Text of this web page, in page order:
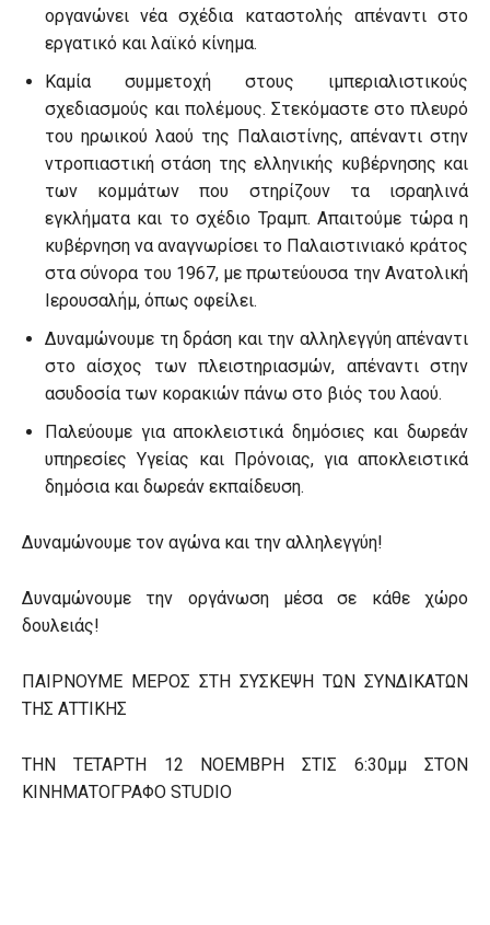
οργανώνει νέα σχέδια καταστολής απέναντι στο
εργατικό και λαϊκό κίνημα.
Καμία συμμετοχή στους ιμπεριαλιστικούς
σχεδιασμούς και πολέμους. Στεκόμαστε στο πλευρό
του ηρωικού λαού της Παλαιστίνης, απέναντι στην
ντροπιαστική στάση της ελληνικής κυβέρνησης και
των κομμάτων που στηρίζουν τα ισραηλινά
εγκλήματα και το σχέδιο Τραμπ. Απαιτούμε τώρα η
κυβέρνηση να αναγνωρίσει το Παλαιστινιακό κράτος
στα σύνορα του 1967, με πρωτεύουσα την Ανατολική
Ιερουσαλήμ, όπως οφείλει.
Δυναμώνουμε τη δράση και την αλληλεγγύη απέναντι
στο αίσχος των πλειστηριασμών, απέναντι στην
ασυδοσία των κορακιών πάνω στο βιός του λαού.
Παλεύουμε για αποκλειστικά δημόσιες και δωρεάν
υπηρεσίες Υγείας και Πρόνοιας, για αποκλειστικά
δημόσια και δωρεάν εκπαίδευση.
Δυναμώνουμε τον αγώνα και την αλληλεγγύη!
Δυναμώνουμε την οργάνωση μέσα σε κάθε χώρο
δουλειάς!
ΠΑΙΡΝΟΥΜΕ ΜΕΡΟΣ ΣΤΗ ΣΥΣΚΕΨΗ ΤΩΝ ΣΥΝΔΙΚΑΤΩΝ
ΤΗΣ ΑΤΤΙΚΗΣ
ΤΗΝ ΤΕΤΑΡΤΗ 12 ΝΟΕΜΒΡΗ ΣΤΙΣ 6:30μμ ΣΤΟΝ
ΚΙΝΗΜΑΤΟΓΡΑΦΟ STUDIO